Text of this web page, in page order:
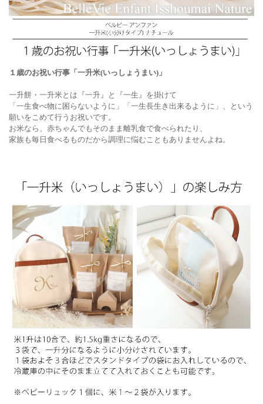
１歳のお祝い行事「一升米(いっしょうまい)」
一升餅・一升米とは『一升』と『一生』を掛けて
「一生食べ物に困らないように」「一生長生き出来るように」、という
願いをこめて行うお祝いです。
お米なら、赤ちゃんでもそのまま離乳食で食べられたり、
家族も毎日食べるものだから調理に悩むこともありませんよね。